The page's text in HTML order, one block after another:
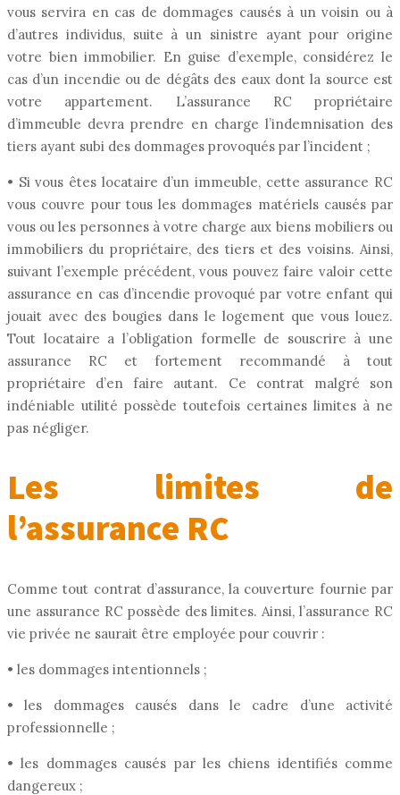
vous servira en cas de dommages causés à un voisin ou à
d’autres individus, suite à un sinistre ayant pour origine
votre bien immobilier. En guise d’exemple, considérez le
cas d’un incendie ou de dégâts des eaux dont la source est
votre appartement. L’assurance RC propriétaire
d’immeuble devra prendre en charge l’indemnisation des
tiers ayant subi des dommages provoqués par l’incident ;
• Si vous êtes locataire d’un immeuble, cette assurance RC
vous couvre pour tous les dommages matériels causés par
vous ou les personnes à votre charge aux biens mobiliers ou
immobiliers du propriétaire, des tiers et des voisins. Ainsi,
suivant l’exemple précédent, vous pouvez faire valoir cette
assurance en cas d’incendie provoqué par votre enfant qui
jouait avec des bougies dans le logement que vous louez.
Tout locataire a l’obligation formelle de souscrire à une
assurance RC et fortement recommandé à tout
propriétaire d’en faire autant. Ce contrat malgré son
indéniable utilité possède toutefois certaines limites à ne
pas négliger.
Les limites de
l’assurance RC
Comme tout contrat d’assurance, la couverture fournie par
une assurance RC possède des limites. Ainsi, l’assurance RC
vie privée ne saurait être employée pour couvrir :
• les dommages intentionnels ;
• les dommages causés dans le cadre d’une activité
professionnelle ;
• les dommages causés par les chiens identifiés comme
dangereux ;